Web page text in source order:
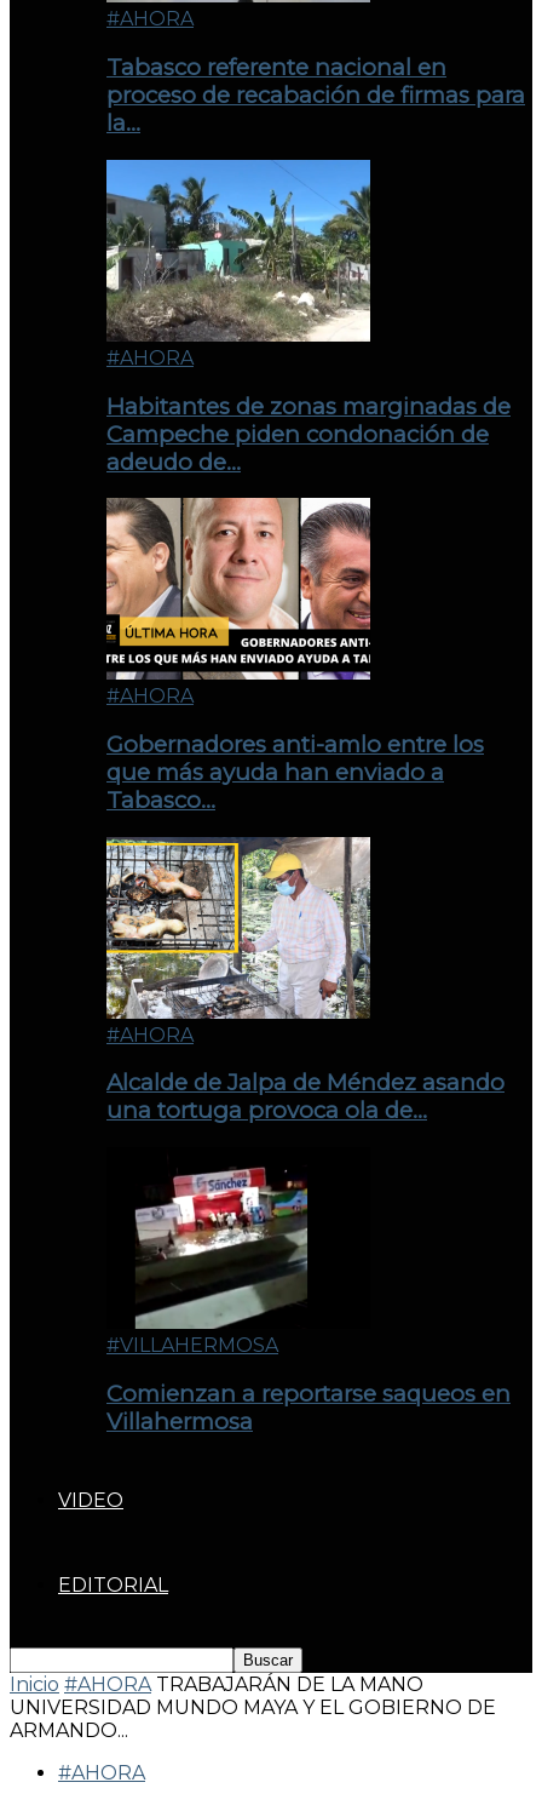
#AHORA
Tabasco referente nacional en
proceso de recabación de firmas para
la…
#AHORA
Habitantes de zonas marginadas de
Campeche piden condonación de
adeudo de…
#AHORA
Gobernadores anti-amlo entre los
que más ayuda han enviado a
Tabasco…
#AHORA
Alcalde de Jalpa de Méndez asando
una tortuga provoca ola de…
#VILLAHERMOSA
Comienzan a reportarse saqueos en
Villahermosa
VIDEO
EDITORIAL
Inicio #AHORA TRABAJARÁN DE LA MANO
UNIVERSIDAD MUNDO MAYA Y EL GOBIERNO DE
ARMANDO...
#AHORA